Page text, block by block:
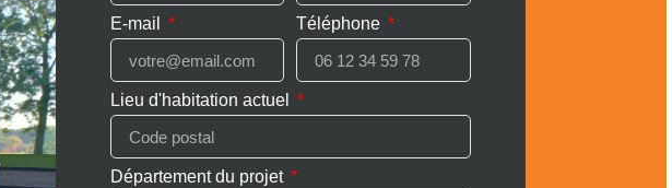
E-mail Téléphone
Lieu d'habitation actuel
Département du projet